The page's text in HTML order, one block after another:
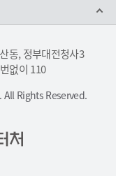
동, 정부대전청사3
없이 110
Rights Reserved.